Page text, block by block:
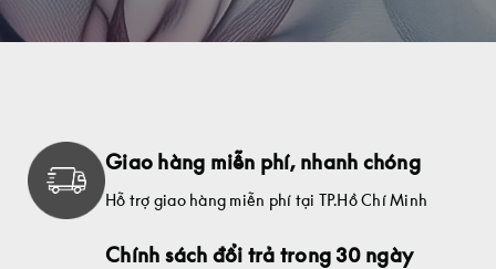
Giao hàng miễn phí, nhanh chóng
Hỗ trợ giao hàng miễn phí tại TP.Hồ Chí Minh
Chính sách đổi trả trong 30 ngày